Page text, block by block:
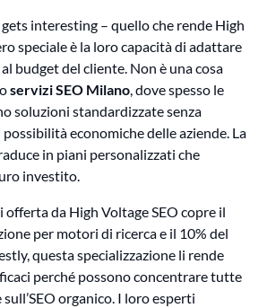
gets interesting – quello che rende High
speciale è la loro capacità di adattare
budget del cliente. Non è una cosa
servizi SEO Milano , dove spesso le
soluzioni standardizzate senza
economiche delle aziende. La
in piani personalizzati che
investito.
offerta da High Voltage SEO copre il
per motori di ricerca e il 10% del
questa specializzazione li rende
perché possono concentrare tutte
organico. I loro esperti